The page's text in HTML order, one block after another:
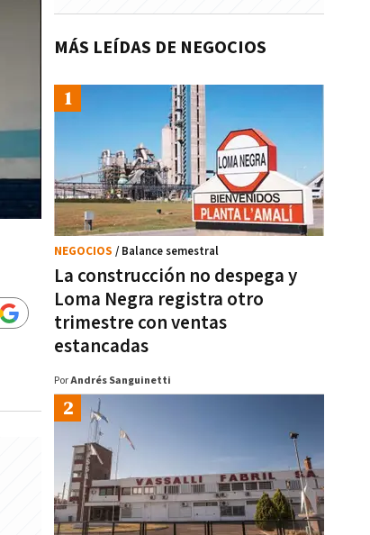
MÁS LEÍDAS DE NEGOCIOS
La construcción no despega y
Loma Negra registra otro
trimestre con ventas
estancadas
NEGOCIOS / Balance semestral
PorAndrés Sanguinetti